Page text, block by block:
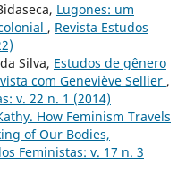
Lugones: um
, Revista Estudos
Silva, Estudos de gênero
com Geneviève Sellier ,
v. 22 n. 1 (2014)
How Feminism Travels
of Our Bodies,
Feministas: v. 17 n. 3